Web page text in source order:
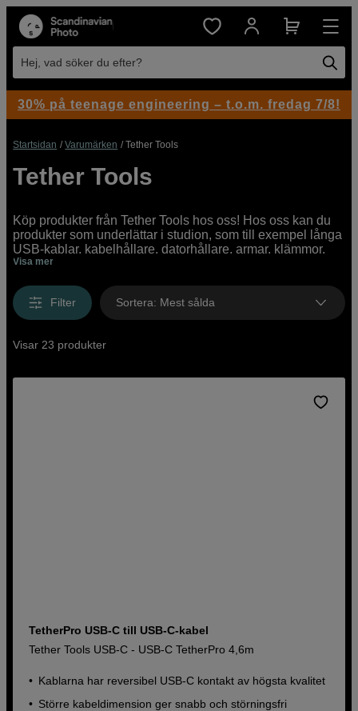
Hej, vad söker du efter?
Startsidan Varumärken Tether Tools
Tether Tools
Köp produkter från Tether Tools hos oss! Hos oss kan du
produkter som underlättar i studion, som till exempel långa
USB-kablar, kabelhållare, datorhållare, armar, klämmor,
dummybatterier och andra tillbehör och produkter från
produkter för både professionella användare och
nybörjare, online och i våra butiker.
Visa mer
Filter Sortera: Mest sålda
Visar 23 produkter
TetherPro USB-C till USB-C-kabel
Tether Tools USB-C - USB-C TetherPro 4,6m
Kablarna har reversibel USB-C kontakt av högsta kvalitet
Större kabeldimension ger snabb och störningsfri
30% på teenage engineering – t.o.m. fredag 7/8!